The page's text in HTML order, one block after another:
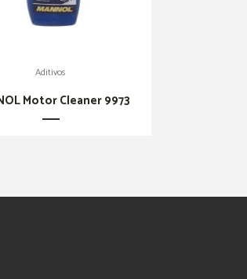
Aditivos
Motor Cleaner 9973